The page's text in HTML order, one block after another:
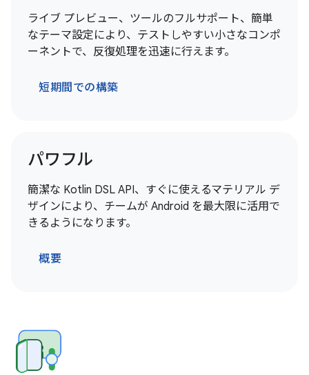
ライブ プレビュー、ツールのフルサポート、簡単
なテーマ設定により、テストしやすい小さなコンポ
ーネントで、反復処理を迅速に行えます。
短期間での構築
パワフル
簡潔な Kotlin DSL API、すぐに使えるマテリアル デ
ザインにより、チームが Android を最大限に活用で
きるようになります。
概要